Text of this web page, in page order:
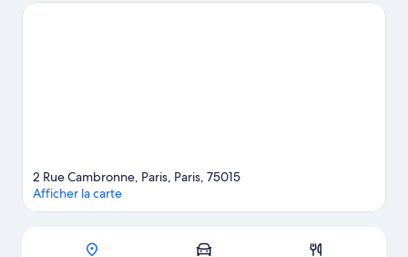
attendent aussi votre visite. Lors de votre séjour, ne manquez
Carte
2 Rue Cambronne, Paris, Paris, 75015
Afficher la carte